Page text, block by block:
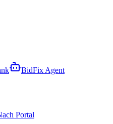
BidFix Agent
Portal